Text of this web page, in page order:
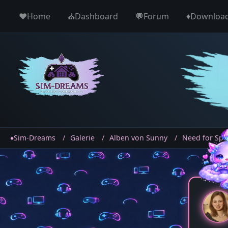
♥️Home ⛪️Dashboard 💬Forum
♦️Sim-Dreams Galerie Alben von Sunny Need for